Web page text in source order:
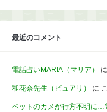
最近のコメント
電話占いMARIA（マリア） に
和花奈先生（ピュアリ） に
ペットのカメが行方不明に…